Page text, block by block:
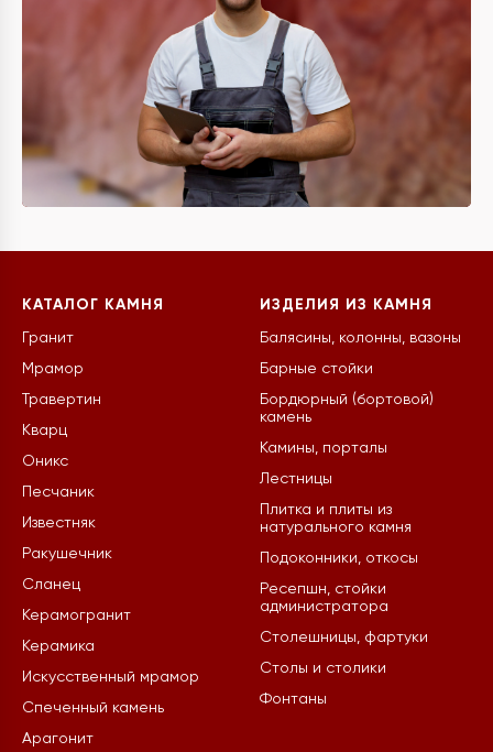
КАТАЛОГ КАМНЯ
Гранит
Мрамор
Травертин
Кварц
Оникс
Песчаник
Известняк
Ракушечник
Сланец
Керамогранит
Керамика
Искусственный мрамор
Спеченный камень
Арагонит
ИЗДЕЛИЯ ИЗ КАМНЯ
Балясины, колонны, вазоны
Барные стойки
Бордюрный (бортовой)
камень
Камины, порталы
Лестницы
Плитка и плиты из
натурального камня
Подоконники, откосы
Ресепшн, стойки
администратора
Столешницы, фартуки
Столы и столики
Фонтаны